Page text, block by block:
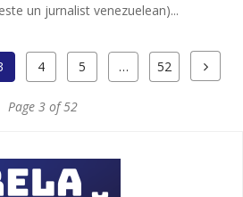
un jurnalist venezuelean)...
4 5 … 52
Page 3 of 52